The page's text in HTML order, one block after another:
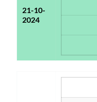
21-10-
2024